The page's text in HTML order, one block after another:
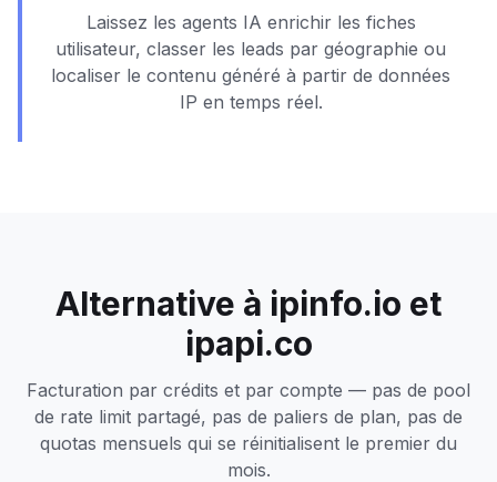
Laissez les agents IA enrichir les fiches
utilisateur, classer les leads par géographie ou
localiser le contenu généré à partir de données
IP en temps réel.
Alternative à ipinfo.io et
ipapi.co
Facturation par crédits et par compte — pas de pool
de rate limit partagé, pas de paliers de plan, pas de
quotas mensuels qui se réinitialisent le premier du
mois.